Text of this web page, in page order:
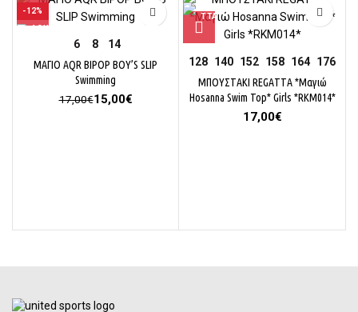
-12%
6 8
14
ΜΑΓΙΟ AQR BIPOP BOY’S SLIP
Swimming
17,00€Original
15,00€Η
128 140 152 158 164 176
ΜΠΟΥΣΤΑΚΙ REGATTA *Μαγιώ
Hosanna Swim Top* Girls *RKM014*
17,00€